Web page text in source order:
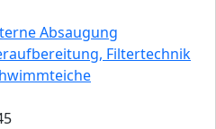
Absaugung
Filtertechnik